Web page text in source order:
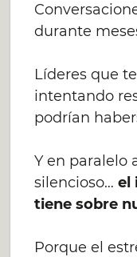
durante
Líderes que
intentando
podrían
Y en paralelo
silencioso…el
tiene sobre
Porque el